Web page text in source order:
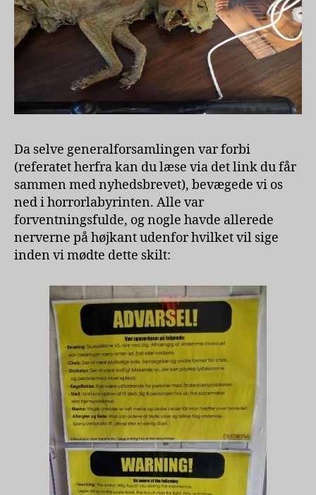
Da selve generalforsamlingen var forbi
(referatet herfra kan du læse via det link du får
sammen med nyhedsbrevet), bevægede vi os
ned i horrorlabyrinten. Alle var
forventningsfulde, og nogle havde allerede
nerverne på højkant udenfor hvilket vil sige
inden vi mødte dette skilt: